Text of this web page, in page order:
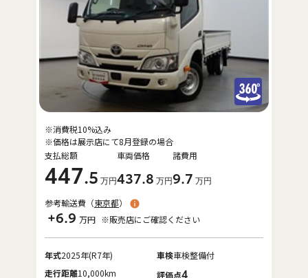
支払総額
447.5 万円
車両価格
437.8 万円
諸費用
9.7 万円
※消費税10%込み
※価格は展示店にて8月登録の場合
参考輸送費（東京都）
+6.9 万円 ※販売店にご確認ください
年式2025年(R7年) 車検車検整備付
走行距離10,000km 評価点4